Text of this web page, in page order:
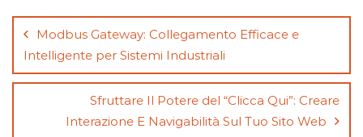
articoli
Modbus Gateway: Collegamento Efficace e
Intelligente per Sistemi Industriali
Sfruttare Il Potere del “Clicca Qui”: Creare
Interazione E Navigabilità Sul Tuo Sito Web